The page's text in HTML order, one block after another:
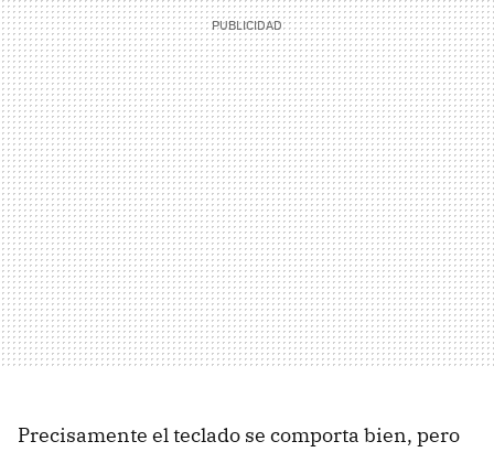
Precisamente el teclado se comporta bien, pero